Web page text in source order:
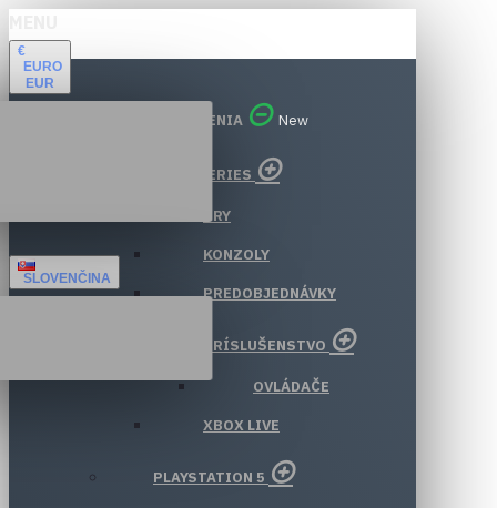
€
EURO
EUR
SLOVENČINA
VŠETKY ODDELENIA New
XBOX SERIES
HRY
KONZOLY
PREDOBJEDNÁVKY
PRÍSLUŠENSTVO
OVLÁDAČE
XBOX LIVE
PLAYSTATION 5